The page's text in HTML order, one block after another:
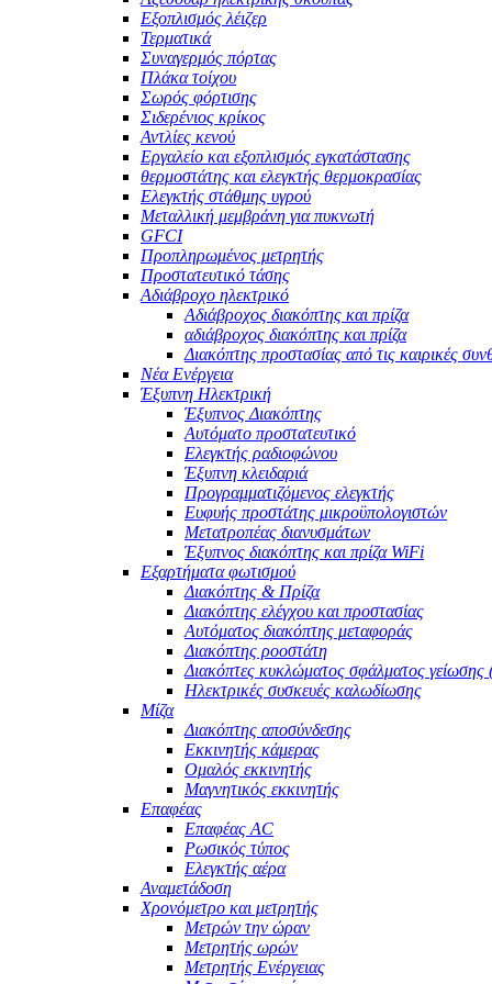
Εξοπλισμός λέιζερ
Τερματικά
Συναγερμός πόρτας
Πλάκα τοίχου
Σωρός φόρτισης
Σιδερένιος κρίκος
Αντλίες κενού
Εργαλείο και εξοπλισμός εγκατάστασης
θερμοστάτης και ελεγκτής θερμοκρασίας
Ελεγκτής στάθμης υγρού
Μεταλλική μεμβράνη για πυκνωτή
GFCI
Προπληρωμένος μετρητής
Προστατευτικό τάσης
Αδιάβροχο ηλεκτρικό
Αδιάβροχος διακόπτης και πρίζα
αδιάβροχος διακόπτης και πρίζα
Διακόπτης προστασίας από τις καιρικές
Νέα Ενέργεια
Έξυπνη Ηλεκτρική
Έξυπνος Διακόπτης
Αυτόματο προστατευτικό
Ελεγκτής ραδιοφώνου
Έξυπνη κλειδαριά
Προγραμματιζόμενος ελεγκτής
Ευφυής προστάτης μικροϋπολογιστών
Μετατροπέας διανυσμάτων
Έξυπνος διακόπτης και πρίζα WiFi
Εξαρτήματα φωτισμού
Διακόπτης & Πρίζα
Διακόπτης ελέγχου και προστασίας
Αυτόματος διακόπτης μεταφοράς
Διακόπτης ροοστάτη
Διακόπτες κυκλώματος σφάλματος
Ηλεκτρικές συσκευές καλωδίωσης
Μίζα
Διακόπτης αποσύνδεσης
Εκκινητής κάμερας
Ομαλός εκκινητής
Μαγνητικός εκκινητής
Επαφέας
Επαφέας AC
Ρωσικός τύπος
Ελεγκτής αέρα
Αναμετάδοση
Χρονόμετρο και μετρητής
Μετρών την ώραν
Μετρητής ωρών
Μετρητής Ενέργειας